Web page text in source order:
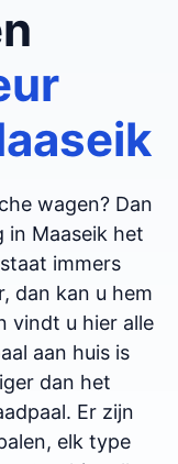
wagen? Dan
in Maaseik het
immers
dan kan u hem
vindt u hier alle
aan huis is
dan het
Er zijn
elk type